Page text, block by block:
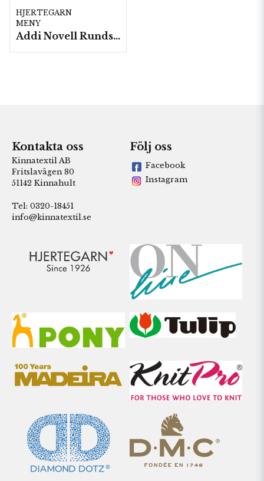
HJERTEGARN
MENY
Addi Novell Rundsticka 5 st/fp.
Kontakta oss
Kinnatextil AB
Fritslavägen 80
51142 Kinnahult
Tel: 0320-18451
info@kinnatextil.se
Följ oss
Facebook
Instagram